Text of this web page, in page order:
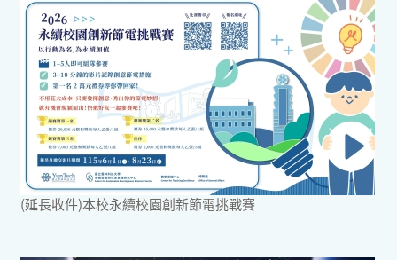
(延長收件)本校永續校園創新節電挑戰賽